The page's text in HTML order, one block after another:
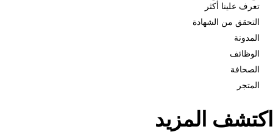
تعرف علينا أكثر
التحقق من الشهادة
المدونة
الوظائف
الصحافة
المتجر
اكتشف المزيد